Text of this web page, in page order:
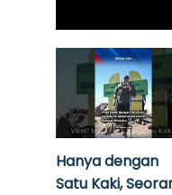
Hanya dengan
Satu Kaki,